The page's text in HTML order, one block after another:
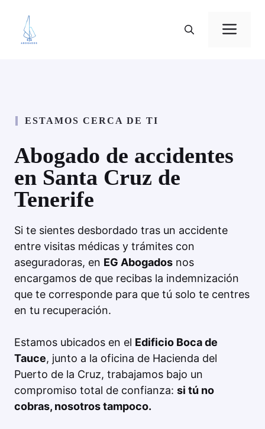
contenido
ESTAMOS CERCA DE TI
Abogado de accidentes
en Santa Cruz de
Tenerife
Si te sientes desbordado tras un accidente
entre visitas médicas y trámites con
aseguradoras, en EG Abogados nos
encargamos de que recibas la indemnización
que te corresponde para que tú solo te centres
en tu recuperación.
Estamos ubicados en el Edificio Boca de
Tauce, junto a la oficina de Hacienda del
Puerto de la Cruz, trabajamos bajo un
compromiso total de confianza: si tú no
cobras, nosotros tampoco.